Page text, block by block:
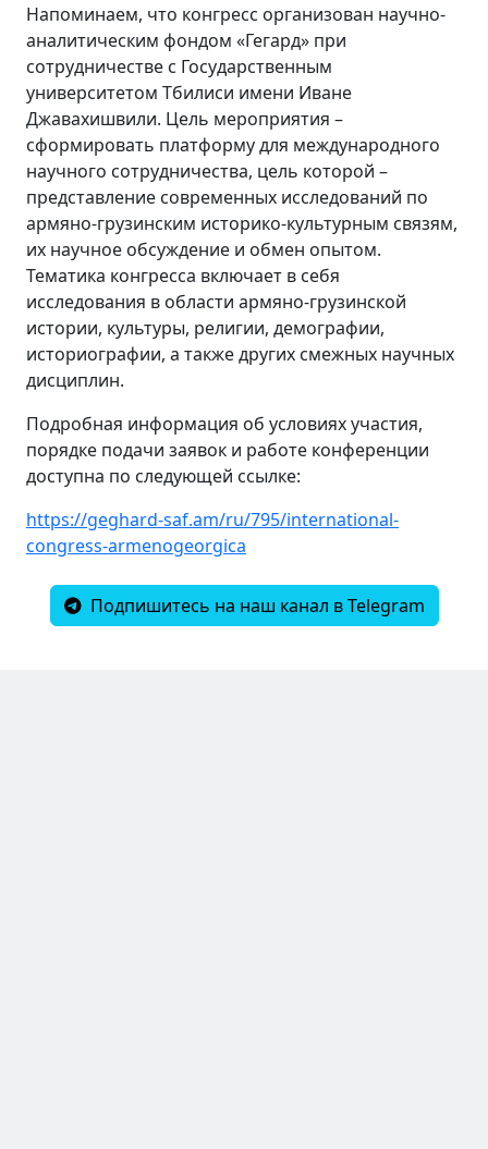
Напоминаем, что конгресс организован научно-
аналитическим фондом «Гегард» при
сотрудничестве с Государственным
университетом Тбилиси имени Иване
Джавахишвили. Цель мероприятия –
сформировать платформу для международного
научного сотрудничества, цель которой –
представление современных исследований по
армяно-грузинским историко-культурным связям,
их научное обсуждение и обмен опытом.
Тематика конгресса включает в себя
исследования в области армяно-грузинской
истории, культуры, религии, демографии,
историографии, а также других смежных научных
дисциплин.
Подробная информация об условиях участия,
порядке подачи заявок и работе конференции
доступна по следующей ссылке:
https://geghard-saf.am/ru/795/international-
congress-armenogeorgica
Подпишитесь на наш канал в Telegram